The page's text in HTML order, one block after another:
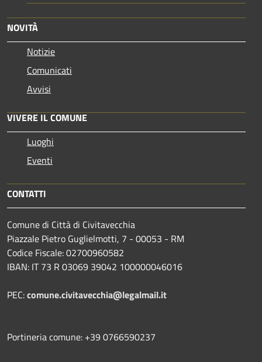
NOVITÀ
Notizie
Comunicati
Avvisi
VIVERE IL COMUNE
Luoghi
Eventi
CONTATTI
Comune di Città di Civitavecchia
Piazzale Pietro Guglielmotti, 7 - 00053 - RM
Codice Fiscale: 02700960582
IBAN: IT 73 R 03069 39042 100000046016
PEC:comune.civitavecchia@legalmail.it
Portineria comune: +39 0766590237